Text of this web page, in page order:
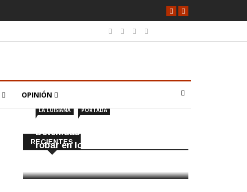
OPINIÓN
RECIENTES
LA LUISIANA PORTADA
Detenidas dos personas por
robar en locales de La Luisiana